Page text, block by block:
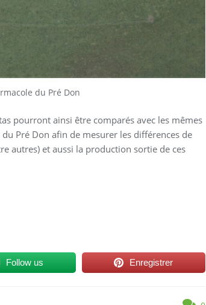
du Pré Don
pourront ainsi être comparés avec les mêmes
Pré Don afin de mesurer les différences de
autres) et aussi la production sortie de ces
Follow us Enregistrer